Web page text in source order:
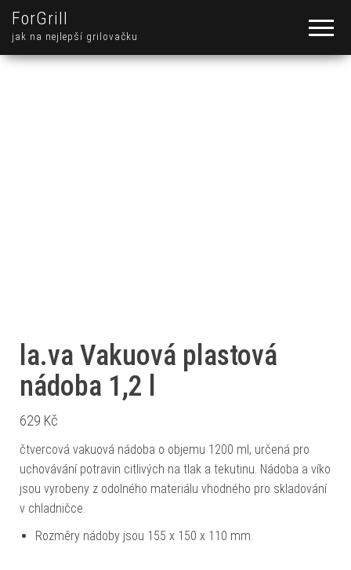
ForGrill
jak na nejlepší grilovačku
la.va Vakuová plastová
nádoba 1,2 l
629 Kč
čtvercová vakuová nádoba o objemu 1200 ml, určená pro
uchovávání potravin citlivých na tlak a tekutinu. Nádoba a víko
jsou vyrobeny z odolného materiálu vhodného pro skladování
v chladničce.
Rozměry nádoby jsou 155 x 150 x 110 mm.